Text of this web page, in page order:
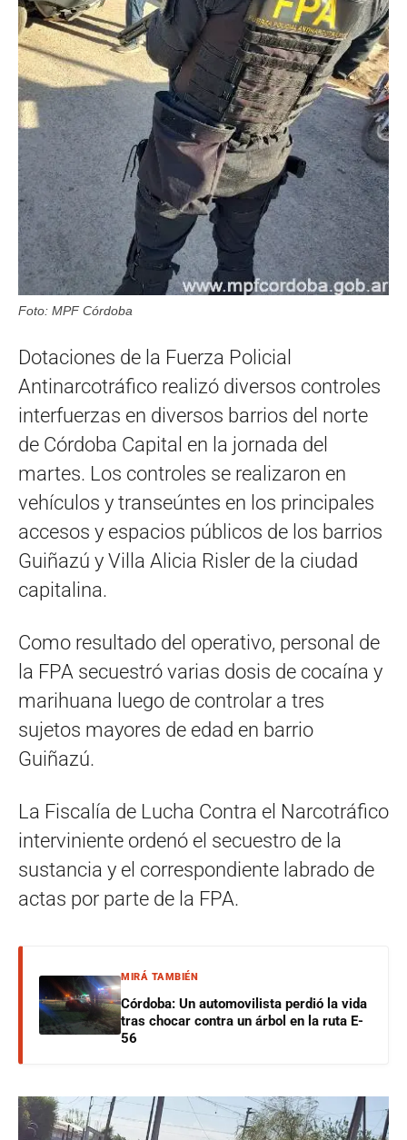
Foto: MPF Córdoba
Dotaciones de la Fuerza Policial
Antinarcotráfico realizó diversos controles
interfuerzas en diversos barrios del norte
de Córdoba Capital en la jornada del
martes. Los controles se realizaron en
vehículos y transeúntes en los principales
accesos y espacios públicos de los barrios
Guiñazú y Villa Alicia Risler de la ciudad
capitalina.
Como resultado del operativo, personal de
la FPA secuestró varias dosis de cocaína y
marihuana luego de controlar a tres
sujetos mayores de edad en barrio
Guiñazú.
La Fiscalía de Lucha Contra el Narcotráfico
interviniente ordenó el secuestro de la
sustancia y el correspondiente labrado de
actas por parte de la FPA.
MIRÁ TAMBIÉN
Córdoba: Un automovilista perdió la vida
tras chocar contra un árbol en la ruta E-
56